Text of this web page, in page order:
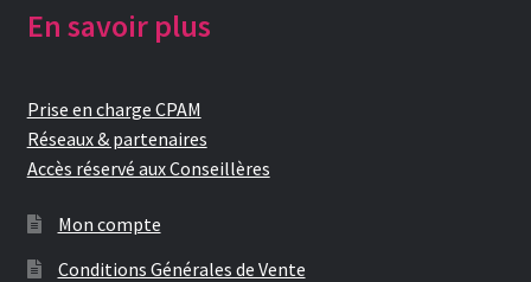
En savoir plus
Prise en charge CPAM
Réseaux & partenaires
Accès réservé aux Conseillères
Mon compte
Conditions Générales de Vente